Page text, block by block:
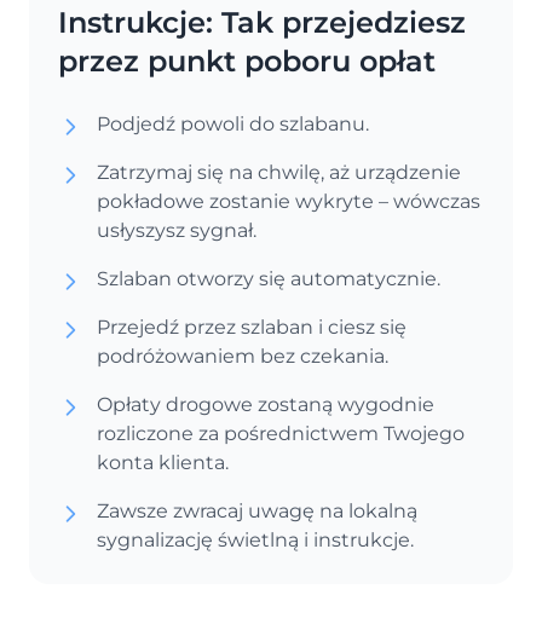
Instrukcje: Tak przejedziesz
przez punkt poboru opłat
Podjedź powoli do szlabanu.
Zatrzymaj się na chwilę, aż urządzenie
pokładowe zostanie wykryte – wówczas
usłyszysz sygnał.
Szlaban otworzy się automatycznie.
Przejedź przez szlaban i ciesz się
podróżowaniem bez czekania.
Opłaty drogowe zostaną wygodnie
rozliczone za pośrednictwem Twojego
konta klienta.
Zawsze zwracaj uwagę na lokalną
sygnalizację świetlną i instrukcje.